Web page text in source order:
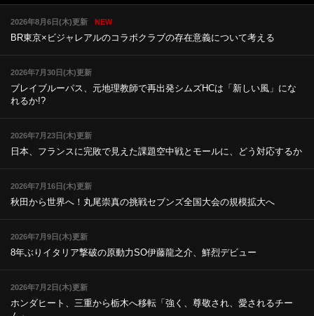
2026年8月6日(木)更新 NEW
BR東京×ビジャレアルのコラボクラブの存在意義について考える
2026年7月30日(木)更新
ブレイブルーパス、元地理教師で再出発シムズHCは「新しい風」にな
れるか!?
2026年7月23日(木)更新
日本、フランスに完敗で見えた課題空中戦とモールに、どう対応するか
2026年7月16日(木)更新
秋田から世界へ！丸尾崇真の挑戦セブンズ全国大会の規模拡大へ
2026年7月9日(木)更新
8年ぶりイタリア撃破の原動力SO伊藤龍之介、鮮烈デビュー
2026年7月2日(木)更新
ホンダヒート、三重から栃木へ移転「強く、尊敬され、愛されるチー